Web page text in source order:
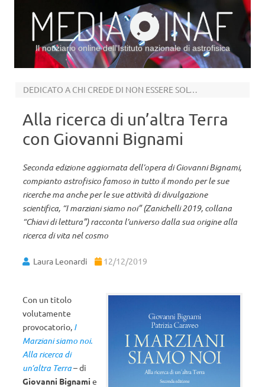
Il notiziario online dell’Istituto nazionale di astrofisica
DEDICATO A CHI CREDE DI NON ESSERE SOLO NELL’UNIVERSO
Alla ricerca di un’altra Terra
con Giovanni Bignami
Seconda edizione aggiornata dell’opera di Giovanni Bignami,
compianto astrofisico famoso in tutto il mondo per le sue
ricerche ma anche per le sue attività di divulgazione
scientifica, “I marziani siamo noi” (Zanichelli 2019, collana
“Chiavi di lettura”) racconta l’universo dalla sua origine alla
ricerca di vita nel cosmo
Laura Leonardi 12/12/2019
Con un titolo
volutamente
provocatorio, I
Marziani siamo noi.
Alla ricerca di
un’altra Terra– di
Giovanni Bignami e